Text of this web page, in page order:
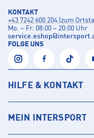
KONTAKT
+43 7242 600 204 (zum
Mo. – Fr. 08:00 – 20:00 Uhr
service.eshop@
FOLGE UNS
HILFE & KONTAKT
MEIN INTERSPORT